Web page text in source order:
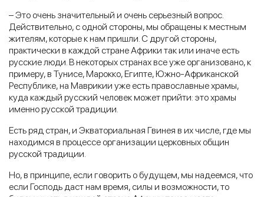
– Это очень значительный и очень серьезный вопрос.
Действительно, с одной стороны, мы обращены к местным
жителям, которые к нам пришли. С другой стороны,
практически в каждой стране Африки так или иначе есть
русские люди. В некоторых странах все уже организовано, к
примеру, в Тунисе, Марокко, Египте, Южно-Африканской
Республике, на Маврикии уже есть православные храмы,
куда каждый русский человек может прийти: это храмы
именно русской традиции.
Есть ряд стран, и Экваториальная Гвинея в их числе, где мы
находимся в процессе организации церковных общин
русской традиции.
Но, в принципе, если говорить о будущем, мы надеемся, что
если Господь даст нам время, силы и возможности, то